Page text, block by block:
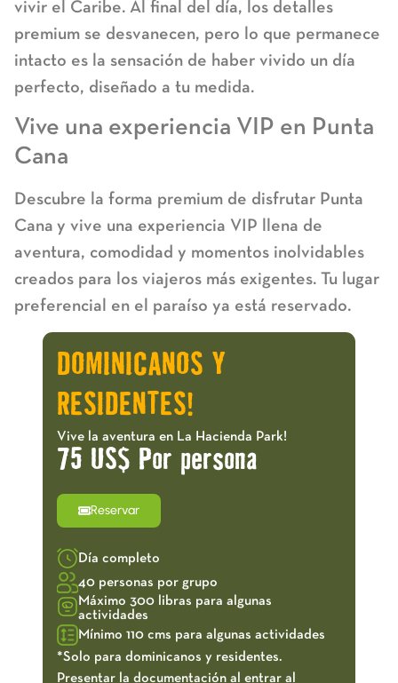
vivir el Caribe. Al final del día, los detalles
premium se desvanecen, pero lo que permanece
intacto es la sensación de haber vivido un día
perfecto, diseñado a tu medida.
Vive una experiencia VIP en Punta
Cana
Descubre la forma premium de disfrutar Punta
Cana y vive una experiencia VIP llena de
aventura, comodidad y momentos inolvidables
creados para los viajeros más exigentes. Tu lugar
preferencial en el paraíso ya está reservado.
DOMINICANOS Y
RESIDENTES!
Vive la aventura en La Hacienda Park!
75 US$ Por persona
Reservar
Día completo
40 personas por grupo
Máximo 300 libras para algunas
actividades
Mínimo 110 cms para algunas actividades
*Solo para dominicanos y residentes.
Presentar la documentación al entrar al